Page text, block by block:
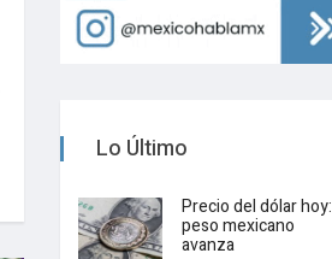
Lo Último
Precio del dólar hoy:
peso mexicano
avanza